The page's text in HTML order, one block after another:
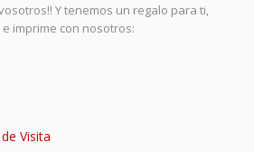
Y tenemos un regalo para ti,
imprime con nosotros:
Visita